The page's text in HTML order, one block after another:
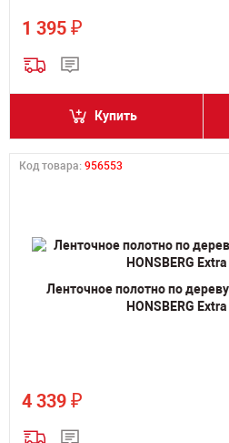
1 395 ₽
Купить
Код товара: 956553
Ленточное полотно по
HONSBERG
4 339 ₽